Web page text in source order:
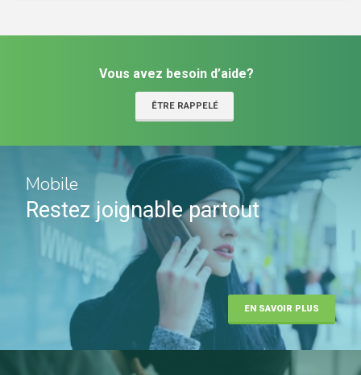
Vous avez besoin d’aide?
ÊTRE RAPPELÉ
Mobile
Restez joignable partout
EN SAVOIR PLUS